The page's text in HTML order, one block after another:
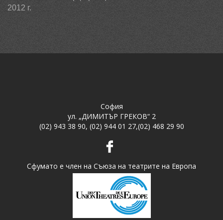
2012 г.
София
ул. „ДИМИТЪР ГРЕКОВ“ 2
(02) 943 38 90, (02) 944 01 27,(02) 468 29 90
Сфумато е член на Съюза на театрите на Европа